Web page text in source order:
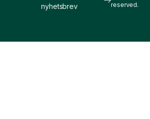
reserved.
nyhetsbrev